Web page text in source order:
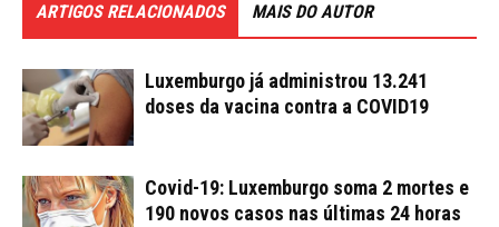
ARTIGOS RELACIONADOS MAIS DO AUTOR
Luxemburgo já administrou 13.241
doses da vacina contra a COVID19
Covid-19: Luxemburgo soma 2 mortes e
190 novos casos nas últimas 24 horas